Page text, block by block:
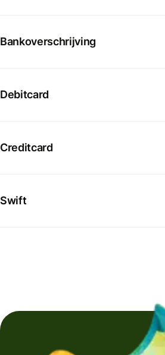
Bankoverschrijving
Debitcard
Creditcard
Swift